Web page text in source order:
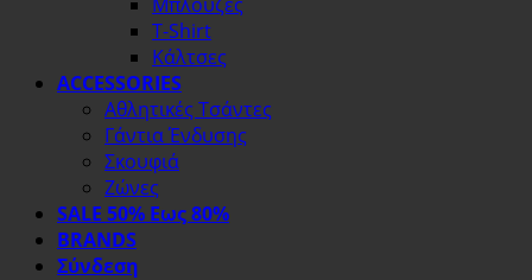
T-Shirt
Κάλτσες
ACCESSORIES
Αθλητικές Τσάντες
Γάντια Ένδυσης
Σκουφιά
Ζώνες
SALE 50% Εως 80%
BRANDS
Σύνδεση